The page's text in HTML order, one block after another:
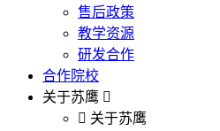
售后政策
教学资源
研发合作
合作院校
关于苏鹰
关于苏鹰